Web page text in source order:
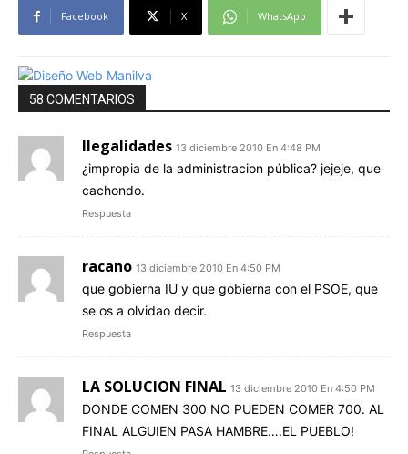
Facebook X WhatsApp
58 COMENTARIOS
Ilegalidades 13 diciembre 2010 En 4:48 PM
¿impropia de la administracion pública? jejeje, que
cachondo.
Respuesta
racano 13 diciembre 2010 En 4:50 PM
que gobierna IU y que gobierna con el PSOE, que
se os a olvidao decir.
Respuesta
LA SOLUCION FINAL 13 diciembre 2010 En 4:50 PM
DONDE COMEN 300 NO PUEDEN COMER 700. AL
FINAL ALGUIEN PASA HAMBRE….EL PUEBLO!